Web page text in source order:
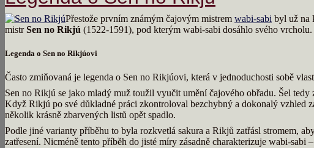
Přestože prvním známým čajovým mistrem wabi-sabi byl už na
mistrSen no Rikjú (1522-1591), pod kterým wabi-sabi dosáhlo svého vrcholu.
Legenda o Sen no Rikjúovi
Často zmiňovaná je legenda o Sen no Rikjúovi, která v jednoduchosti sobě
Sen no Rikjú se jako mladý muž toužil vyučit umění čajového obřadu. Šel
Když Rikjú po své důkladné práci zkontroloval bezchybný a dokonalý vzhled
několik krásně zbarvených listů opět spadlo.
Podle jiné varianty příběhu to byla rozkvetlá sakura a Rikjů zatřásl stromem,
zatřesení. Nicméně tento příběh do jisté míry zásadně charakterizuje wabi-